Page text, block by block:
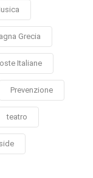
Grecia
Italiane
Prevenzione
teatro